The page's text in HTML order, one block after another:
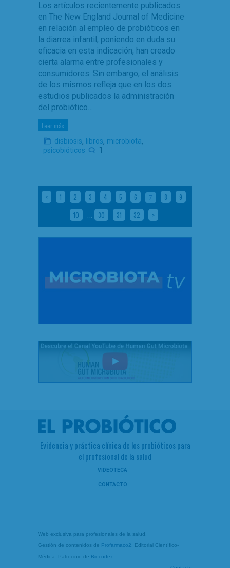
Los artículos recientemente publicados
en The New England Journal of Medicine
en relación al empleo de probióticos en
la diarrea infantil, poniendo en duda su
eficacia en esta indicación, han creado
cierta alarma entre profesionales y
consumidores. Sin embargo, el análisis
de los mismos refleja que en los dos
estudios publicados la administración
del probiótico…
Leer más
disbiosis, libros, microbiota,
psicobióticos 1
< 1 2 3 4 5 6 7 8 9
10 … 30 31 32 >
Evidencia y práctica clínica de los probióticos para
el profesional de la salud
VIDEOTECA
CONTACTO
Web exclusiva para profesionales de la salud.
Gestión de contenidos de Profarmaco2 , Editorial Científico-
Médica. Patrocinio de Biocodex